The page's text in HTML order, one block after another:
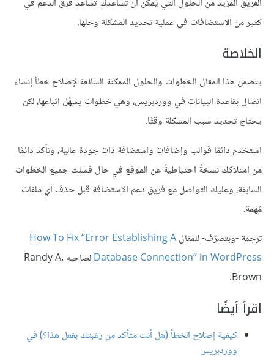
الفريق المزيد من الحلول التي يُمكن أن تُساعدك. تُساعد فرق الدعم في
كثير من الاستضافات في عملية تحديد المشكلة وحلها.
الخلاصة
يتضمن هذا المقال الخطوات والحلول الممكنة الشائعة لإصلاح خطأ إنشاء
اتصال بقاعدة البيانات في ووردبريس، وهي خطوات يسهُل اتباعها، لكن
يحتاج تحديد سبب المشكلة وقتًا.
استخدم دائمًا قوالب وإضافات واستضافة ذات جودة عالية، وتأكد دائمًا
من امتلاكك نسخةً احتياطيةً عن الموقع في حال فشلت جميع الخطوات
السابقة، وعليك التواصل مع فريق دعم الاستضافة قبل حذف أي ملفات
مُهمة.
ترجمة -وبتصرّف- للمقالHow To Fix “Error Establishing A
Database Connection” in WordPress
لصاحبه Randy A.
Brown.
اقرأ أيضًا
كيفية إصلاح الخطأ (هل أنت متأكد من رغبتك بفعل هذا؟) في
ووردبريس